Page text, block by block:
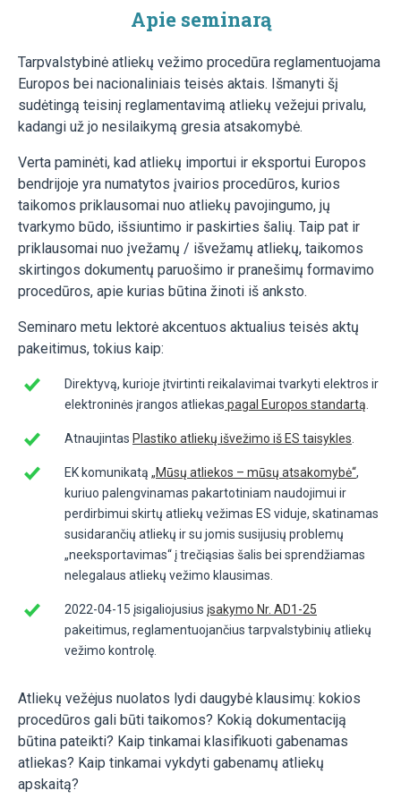
Apie seminarą
Tarpvalstybinė atliekų vežimo procedūra reglamentuojama
Europos bei nacionaliniais teisės aktais. Išmanyti šį
sudėtingą teisinį reglamentavimą atliekų vežejui privalu,
kadangi už jo nesilaikymą gresia atsakomybė.
Verta paminėti, kad atliekų importui ir eksportui Europos
bendrijoje yra numatytos įvairios procedūros, kurios
taikomos priklausomai nuo atliekų pavojingumo, jų
tvarkymo būdo, išsiuntimo ir paskirties šalių. Taip pat ir
priklausomai nuo įvežamų / išvežamų atliekų, taikomos
skirtingos dokumentų paruošimo ir pranešimų formavimo
procedūros, apie kurias būtina žinoti iš anksto.
Seminaro metu lektorė akcentuos aktualius teisės aktų
pakeitimus, tokius kaip:
Direktyvą, kurioje įtvirtinti reikalavimai tvarkyti elektros ir
elektroninės įrangos atliekas pagal Europos standartą
Atnaujintas Plastiko atliekų išvežimo iš ES taisykles
EK komunikatą „Mūsų atliekos – mūsų atsakomybė“,
kuriuo palengvinamas pakartotiniam naudojimui ir
perdirbimui skirtų atliekų vežimas ES viduje, skatinamas
susidarančių atliekų ir su jomis susijusių problemų
„neeksportavimas“ į trečiąsias šalis bei sprendžiamas
nelegalaus atliekų vežimo klausimas.
2022-04-15 įsigaliojusius įsakymo Nr. AD1-25
pakeitimus, reglamentuojančius tarpvalstybinių atliekų
vežimo kontrolę.
Atliekų vežėjus nuolatos lydi daugybė klausimų: kokios
procedūros gali būti taikomos? Kokią dokumentaciją
būtina pateikti? Kaip tinkamai klasifikuoti gabenamas
atliekas? Kaip tinkamai vykdyti gabenamų atliekų
apskaitą?